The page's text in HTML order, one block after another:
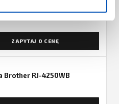
mobilna Urovo K219
ZAPYTAJ O CENĘ
Brother RJ-4250WB